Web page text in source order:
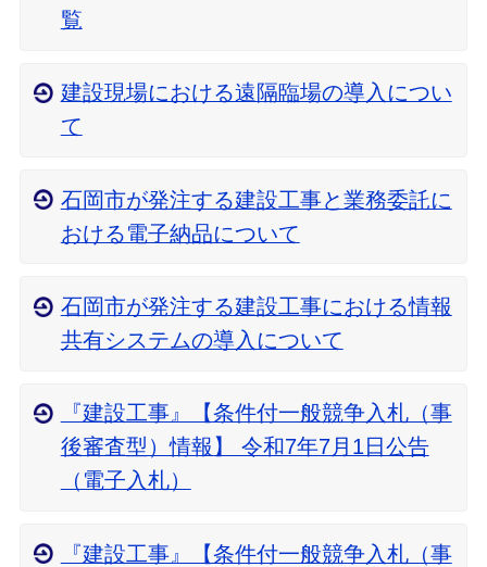
覧
建設現場における遠隔臨場の導入につい
て
石岡市が発注する建設工事と業務委託に
おける電子納品について
石岡市が発注する建設工事における情報
共有システムの導入について
『建設工事』【条件付一般競争入札（事
後審査型）情報】 令和7年7月1日公告
（電子入札）
『建設工事』【条件付一般競争入札（事